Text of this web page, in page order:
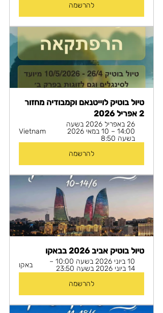
להרשמה
טיול בוטיק לוייטנאם וקמבודיה מחזור
2 אפריל 2026
26 באפריל 2026 בשעה
בשעה 8:50
Vietnam
להרשמה
טיול בוטיק אביב 2026 בבאקו
10 ביוני 2026 בשעה 10:00 –
14 ביוני 2026 בשעה 23:50
באקו
להרשמה